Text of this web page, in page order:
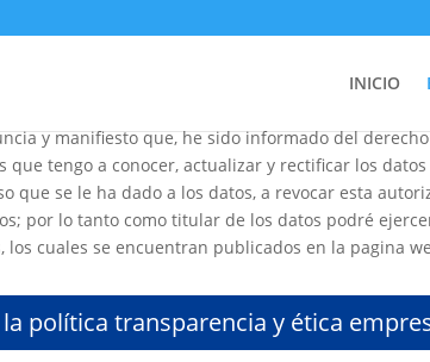
INICIO
y manifiesto que, he sido informado del
tengo a conocer, actualizar y rectificar los
que se le ha dado a los datos, a revocar esta
por lo tanto como titular de los datos podré
los cuales se encuentran publicados en la pagina
política transparencia y ética